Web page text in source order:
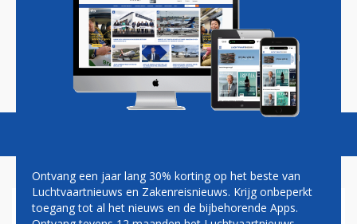
Magazine Podcasts Vacatures
Ontvang een jaar lang 30% korting op het beste van
Luchtvaartnieuws en Zakenreisnieuws. Krijg onbeperkt
toegang tot al het nieuws en de bijbehorende Apps.